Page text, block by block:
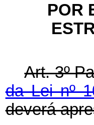
POR
Art. 3º
da Lei nº
deverá